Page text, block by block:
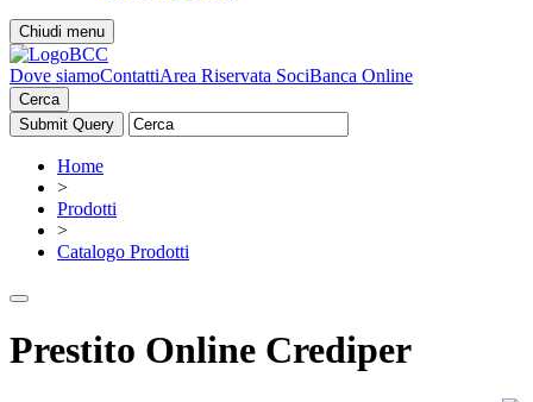
Chiudi menu
Dove siamoContattiArea Riservata SociBanca Online
Cerca
Home
>
Prodotti
>
Catalogo Prodotti
Prestito Online Crediper